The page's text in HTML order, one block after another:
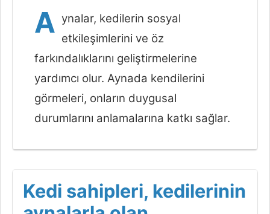
A ynalar, kedilerin sosyal
etkileşimlerini ve öz
farkındalıklarını geliştirmelerine
yardımcı olur. Aynada kendilerini
görmeleri, onların duygusal
durumlarını anlamalarına katkı sağlar.
Kedi sahipleri, kedilerinin